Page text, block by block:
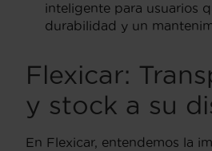
inteligente para usuarios
durabilidad y un
Flexicar:
y stock a su
En Flexicar, entendemos la